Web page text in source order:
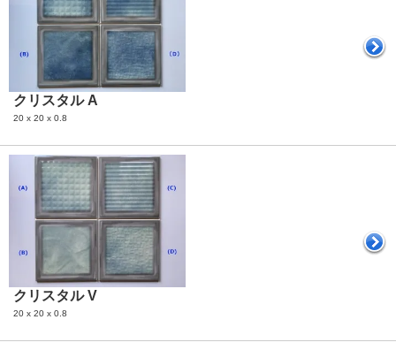
クリスタル A
20 x 20 x 0.8
クリスタル V
20 x 20 x 0.8